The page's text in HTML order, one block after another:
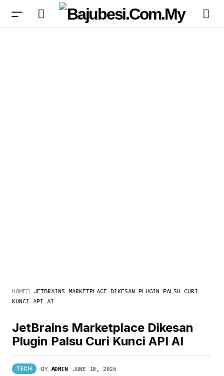
HOME
JETBRAINS MARKETPLACE DIKESAN PLUGIN PALSU CURI
KUNCI API AI
JetBrains Marketplace Dikesan
Plugin Palsu Curi Kunci API AI
TECH BY ADMIN JUNE 18, 2026